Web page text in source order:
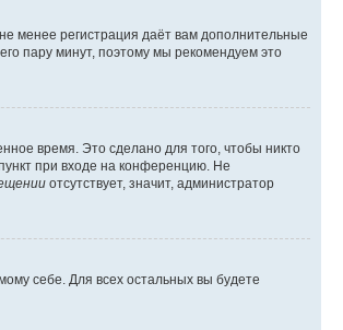
менее регистрация даёт вам дополнительные
пару минут, поэтому мы рекомендуем это
время. Это сделано для того, чтобы никто
при входе на конференцию. Не
отсутствует, значит, администратор
себе. Для всех остальных вы будете